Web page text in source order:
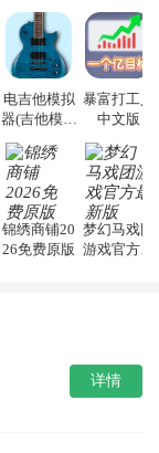
电吉他模拟
器(吉他模拟
暴富打工人
中文版
锦绣商铺20
26免费原版
梦幻马戏团
游戏官方最
详情